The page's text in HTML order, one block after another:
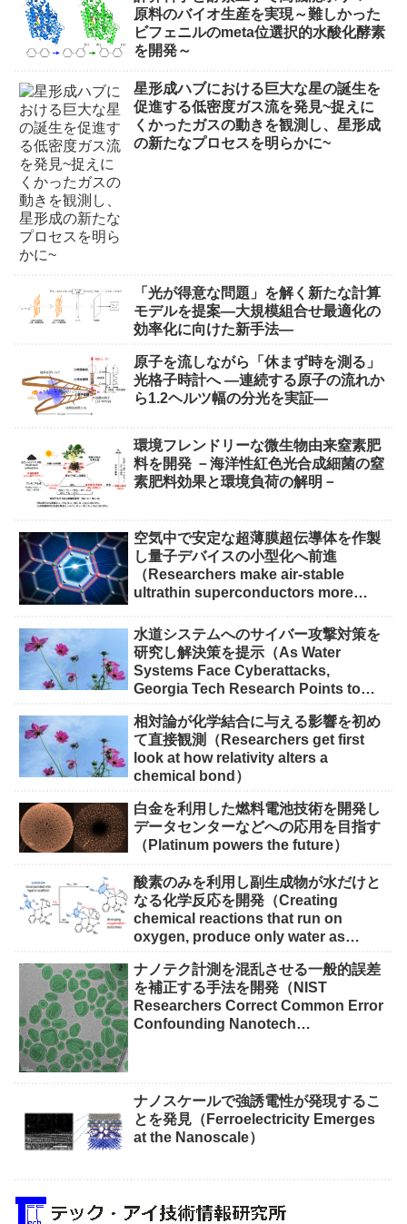
原料のバイオ生産を実現～難しかった
ビフェニルのmeta位選択的水酸化酵素
を開発～
星形成ハブにおける巨大な星の誕生を
促進する低密度ガス流を発見~捉えに
くかったガスの動きを観測し、星形成
の新たなプロセスを明らかに~
「光が得意な問題」を解く新たな計算
モデルを提案―大規模組合せ最適化の
効率化に向けた新手法―
原子を流しながら「休まず時を測る」
光格子時計へ ―連続する原子の流れか
ら1.2ヘルツ幅の分光を実証―
環境フレンドリーな微生物由来窒素肥
料を開発 －海洋性紅色光合成細菌の窒
素肥料効果と環境負荷の解明－
空気中で安定な超薄膜超伝導体を作製
し量子デバイスの小型化へ前進
（Researchers make air-stable
ultrathin superconductors more
水道システムへのサイバー攻撃対策を
研究し解決策を提示（As Water
Systems Face Cyberattacks,
Georgia Tech Research Points to
相対論が化学結合に与える影響を初め
て直接観測（Researchers get first
look at how relativity alters a
chemical bond）
白金を利用した燃料電池技術を開発し
データセンターなどへの応用を目指す
（Platinum powers the future）
酸素のみを利用し副生成物が水だけと
なる化学反応を開発（Creating
chemical reactions that run on
oxygen, produce only water as
ナノテク計測を混乱させる一般的誤差
を補正する手法を開発（NIST
Researchers Correct Common Error
Confounding Nanotech
ナノスケールで強誘電性が発現するこ
とを発見（Ferroelectricity Emerges
at the Nanoscale）